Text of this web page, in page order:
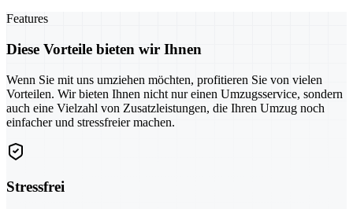
Features
Diese Vorteile bieten wir Ihnen
Wenn Sie mit uns umziehen möchten, profitieren Sie von vielen
Vorteilen. Wir bieten Ihnen nicht nur einen Umzugsservice, sondern
auch eine Vielzahl von Zusatzleistungen, die Ihren Umzug noch
einfacher und stressfreier machen.
Stressfrei